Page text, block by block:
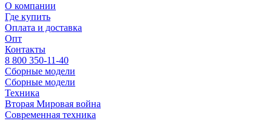
О компании
Где купить
Оплата и доставка
Опт
Контакты
8 800 350-11-40
Сборные модели
Сборные модели
Техника
Вторая Мировая война
Современная техника